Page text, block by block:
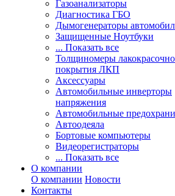
Газоанализаторы
Диагностика ГБО
Дымогенераторы
Защищенные Ноутбуки
... Показать все
Толщиномеры
покрытия ЛКП
Аксессуары
Автомобильные инверторы
напряжения
Автомобильные
Автоодеяла
Бортовые компьютеры
Видеорегистраторы
... Показать все
О компании
О компании Новости
Контакты